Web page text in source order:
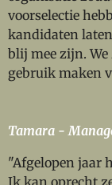
voorselectie
kandidaten
blij mee zijn.
gebruik maken
Tamara -
"Afgelopen jaar